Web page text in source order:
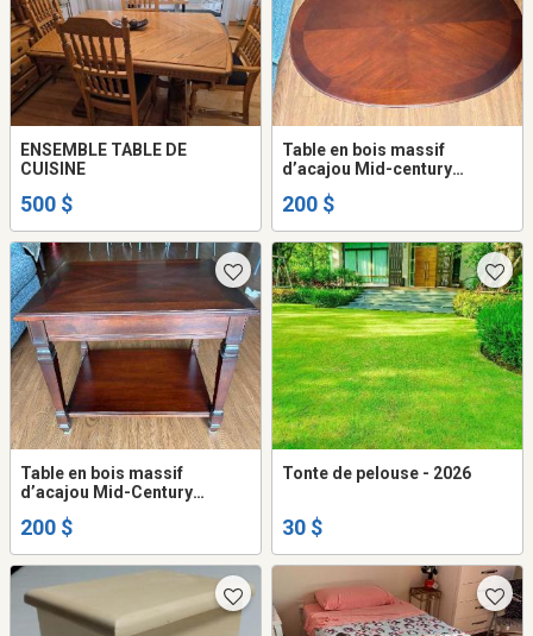
ENSEMBLE TABLE DE
CUISINE
500 $
Table en bois massif
d’acajou Mid-century
200 $
Table en bois massif
d’acajou Mid-Century
200 $
Tonte de pelouse - 2026
30 $